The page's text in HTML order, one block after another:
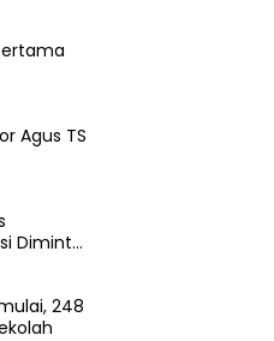
Agus TS
Diminta
248